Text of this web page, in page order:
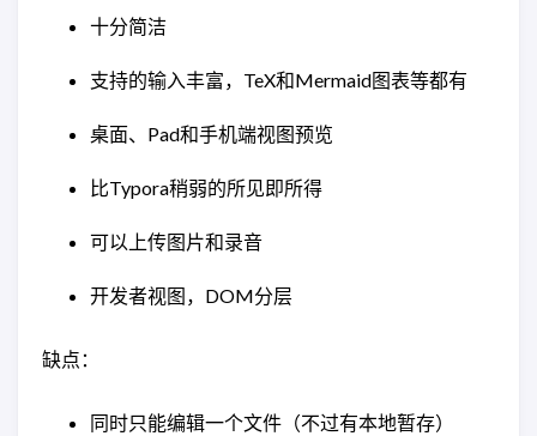
十分简洁
支持的输入丰富，TeX和Mermaid图表等都有
桌面、Pad和手机端视图预览
比Typora稍弱的所见即所得
可以上传图片和录音
开发者视图，DOM分层
缺点：
同时只能编辑一个文件（不过有本地暂存）